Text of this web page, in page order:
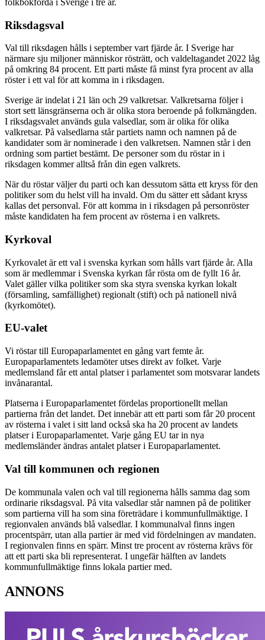
Riksdagsval
Val till riksdagen hålls i september vart fjärde år. I Sverige har
närmare sju miljoner människor rösträtt, och valdeltagandet 2022 låg
på omkring 84 procent. Ett parti måste få minst fyra procent av alla
röster i ett val för att komma in i riksdagen.
Sverige är indelat i 21 län och 29 valkretsar. Valkretsarna följer i
stort sett länsgränserna och är olika stora beroende på folkmängden.
I riksdagsvalet används gula valsedlar, som är olika för olika
valkretsar. På valsedlarna står partiets namn och namnen på de
kandidater som är nominerade i den valkretsen. Namnen står i den
ordning som partiet bestämt. De personer som du röstar in i
riksdagen kommer alltså från din egen valkrets.
När du röstar väljer du parti och kan dessutom sätta ett kryss för den
politiker som du helst vill ha invald. Om du sätter ett sådant kryss
kallas det personval. För att komma in i riksdagen på personröster
måste kandidaten ha fem procent av rösterna i en valkrets.
Kyrkoval
Kyrkovalet är ett val i svenska kyrkan som hålls vart fjärde år. Alla
som är medlemmar i Svenska kyrkan får rösta om de fyllt 16 år.
Valet gäller vilka politiker som ska styra svenska kyrkan lokalt
(församling, samfällighet) regionalt (stift) och på nationell nivå
(kyrkomötet).
EU-valet
Vi röstar till Europaparlamentet en gång vart femte år.
Europaparlamentets ledamöter utses direkt av folket. Varje
medlemsland får ett antal platser i parlamentet som motsvarar landets
invånarantal.
Platserna i Europaparlamentet fördelas proportionellt mellan
partierna från det landet. Det innebär att ett parti som får 20 procent
av rösterna i valet i sitt land också ska ha 20 procent av landets
platser i Europaparlamentet. Varje gång EU tar in nya
medlemsländer ändras antalet platser i Europaparlamentet.
Val till kommunen och regionen
De kommunala valen och val till regionerna hålls samma dag som
ordinarie riksdagsval. På vita valsedlar står namnen på de politiker
som partierna vill ha som sina företrädare i kommunfullmäktige. I
regionvalen används blå valsedlar. I kommunalval finns ingen
procentspärr, utan alla partier är med vid fördelningen av mandaten.
I regionvalen finns en spärr. Minst tre procent av rösterna krävs för
att ett parti ska bli representerat. I ungefär hälften av landets
kommunfullmäktige finns lokala partier med.
ANNONS